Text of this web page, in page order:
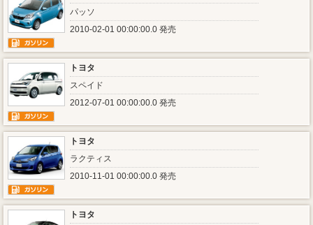
パッソ
2010-02-01 00:00:00.0 発売
トヨタ
スペイド
2012-07-01 00:00:00.0 発売
トヨタ
ラクティス
2010-11-01 00:00:00.0 発売
トヨタ